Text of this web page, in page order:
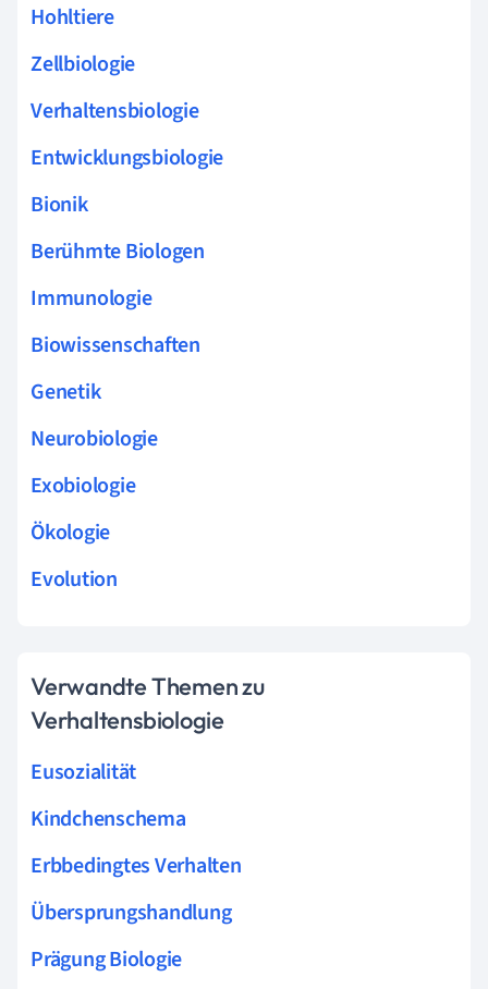
Hohltiere
Zellbiologie
Verhaltensbiologie
Entwicklungsbiologie
Bionik
Berühmte Biologen
Immunologie
Biowissenschaften
Genetik
Neurobiologie
Exobiologie
Ökologie
Evolution
Verwandte Themen zu
Verhaltensbiologie
Eusozialität
Kindchenschema
Erbbedingtes Verhalten
Übersprungshandlung
Prägung Biologie